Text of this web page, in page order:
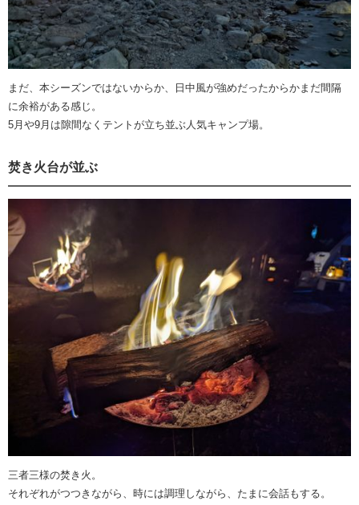
まだ、本シーズンではないからか、日中風が強めだったからかまだ間隔
に余裕がある感じ。
5月や9月は隙間なくテントが立ち並ぶ人気キャンプ場。
焚き火台が並ぶ
三者三様の焚き火。
それぞれがつつきながら、時には調理しながら、たまに会話もする。